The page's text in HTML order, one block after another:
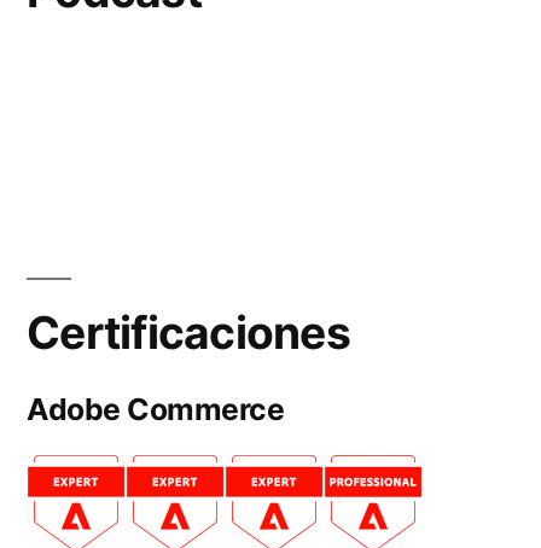
Certificaciones
Adobe Commerce